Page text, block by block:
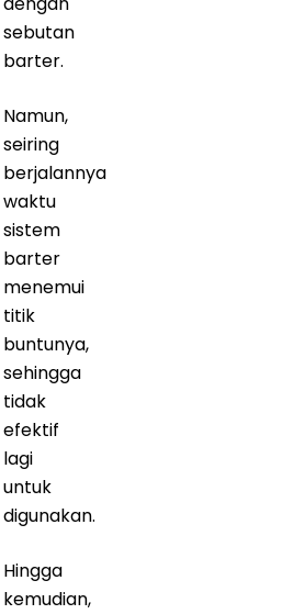
sebutan
barter.
Namun,
seiring
berjalannya
waktu
sistem
barter
menemui
titik
buntunya,
sehingga
tidak
efektif
lagi
untuk
digunakan.
Hingga
kemudian,